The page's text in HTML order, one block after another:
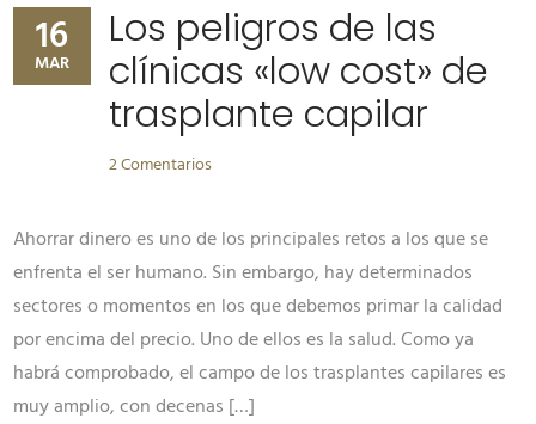
16
MAR
Los peligros de las
clínicas «low cost» de
trasplante capilar
2 Comentarios
Ahorrar dinero es uno de los principales retos a los que se
enfrenta el ser humano. Sin embargo, hay determinados
sectores o momentos en los que debemos primar la calidad
por encima del precio. Uno de ellos es la salud. Como ya
habrá comprobado, el campo de los trasplantes capilares es
muy amplio, con decenas […]